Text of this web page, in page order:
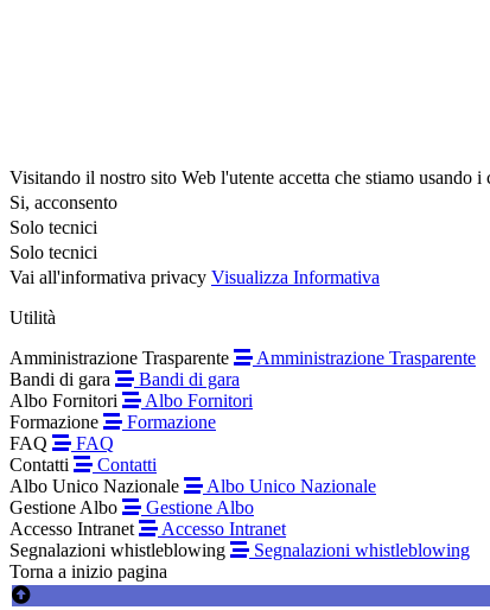
Visitando il nostro sito Web l'utente accetta che stiamo usando
Si, acconsento
Solo tecnici
Solo tecnici
Vai all'informativa privacy Visualizza Informativa
Utilità
Amministrazione Trasparente
Amministrazione Trasparente
Bandi di gara
Bandi di gara
Albo Fornitori
Albo Fornitori
Formazione
Formazione
FAQ
FAQ
Contatti
Contatti
Albo Unico Nazionale
Albo Unico Nazionale
Gestione Albo
Gestione Albo
Accesso Intranet
Accesso Intranet
Segnalazioni whistleblowing
Segnalazioni whistleblowing
Torna a inizio pagina